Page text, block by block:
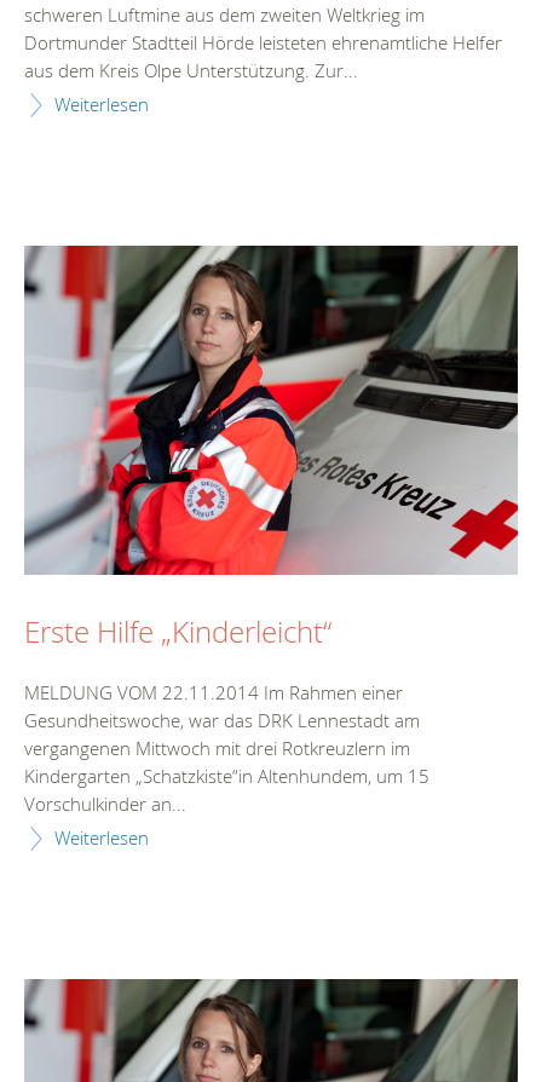
schweren Luftmine aus dem zweiten Weltkrieg im
Dortmunder Stadtteil Hörde leisteten ehrenamtliche Helfer
aus dem Kreis Olpe Unterstützung. Zur...
Weiterlesen
Erste Hilfe „Kinderleicht“
MELDUNG VOM 22.11.2014 Im Rahmen einer
Gesundheitswoche, war das DRK Lennestadt am
vergangenen Mittwoch mit drei Rotkreuzlern im
Kindergarten „Schatzkiste“in Altenhundem, um 15
Vorschulkinder an...
Weiterlesen